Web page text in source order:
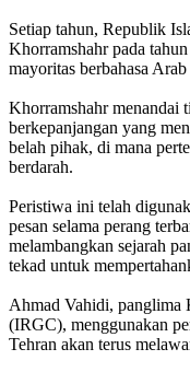
Setiap tahun, Republik
Khorramshahr pada
mayoritas berbahasa
Khorramshahr menandai
berkepanjangan yang
belah pihak, di mana
berdarah.
Peristiwa ini telah
pesan selama perang
melambangkan sejarah
tekad untuk
Ahmad Vahidi, panglima
(IRGC), menggunakan
Tehran akan terus